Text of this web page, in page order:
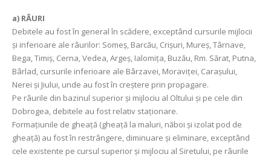
a) RÂURI
Debitele au fost în general în scădere, exceptând cursurile mijlocii
şi inferioare ale râurilor: Someş, Barcău, Crişuri, Mureş, Târnave,
Bega, Timiş, Cerna, Vedea, Argeş, Ialomița, Buzău, Rm. Sărat, Putna,
Bârlad, cursurile inferioare ale Bârzavei, Moraviței, Caraşului,
Nerei şi Jiului, unde au fost în creștere prin propagare.
Pe râurile din bazinul superior şi mijlociu al Oltului şi pe cele din
Dobrogea, debitele au fost relativ staționare.
Formaţiunile de gheaţă (gheaţă la maluri, năboi şi izolat pod de
gheaţă) au fost în restrângere, diminuare şi eliminare, exceptând
cele existente pe cursul superior şi mijlociu al Siretului, pe râurile